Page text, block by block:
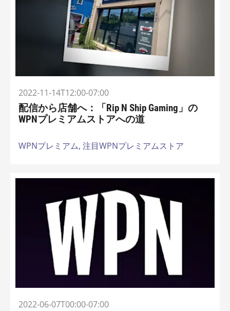
2022-11-14T12:00-07:00
配信から店舗へ：「Rip N Ship Gaming」の
WPNプレミアムストアへの道
WPNプレミアム, 注目WPNプレミアムストア
2022-06-07T00:00-07:00